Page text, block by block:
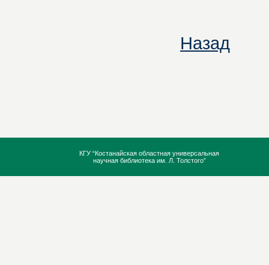
Назад
КГУ “Костанайская областная универсальная
научная библиотека им. Л. Толстого”